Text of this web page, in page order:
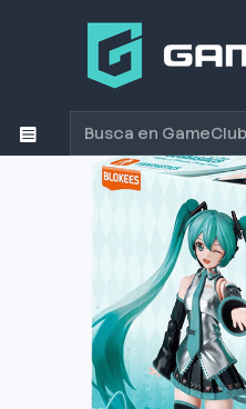
Productos
Figura de Colección
Fantastic Edition